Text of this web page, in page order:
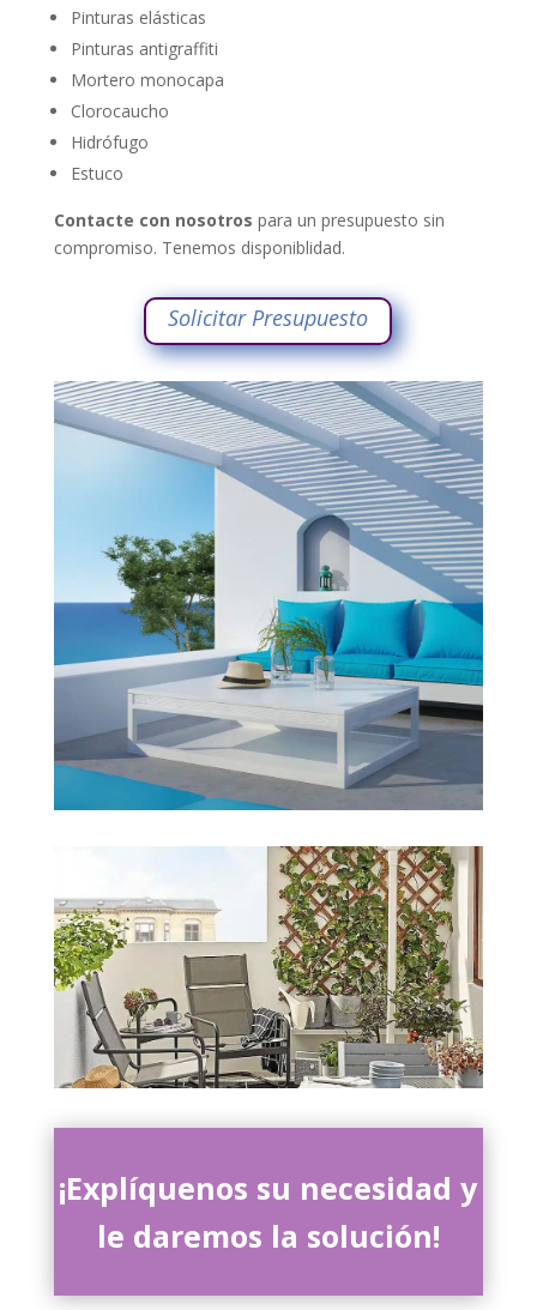
Pinturas elásticas
Pinturas antigraffiti
Mortero monocapa
Clorocaucho
Hidrófugo
Estuco
Contacte con nosotros para un presupuesto sin
compromiso. Tenemos disponiblidad.
Solicitar Presupuesto
¡Explíquenos su necesidad y
le daremos la solución!